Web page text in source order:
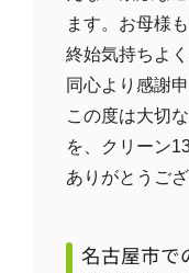
ます。お母様
終始気持ちよ
同心より感謝
この度は大切
を、クリーン
ありがとうござ
名古屋市で